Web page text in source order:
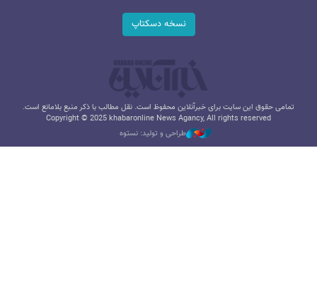
نسخه دسکتاپ
تمامی حقوق این سایت برای خبرآنلاین محفوظ است. نقل مطالب با ذکر منبع بلامانع است.
Copyright © 2025 khabaronline News Agancy, All rights reserved
طراحی و تولید: نستوه